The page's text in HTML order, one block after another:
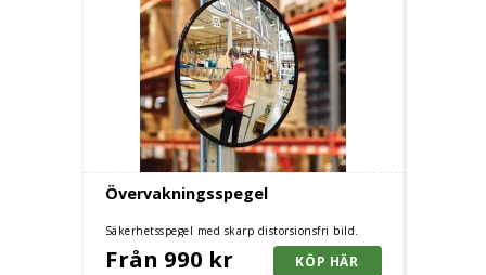
Övervakningsspegel
Säkerhetsspegel med skarp distorsionsfri bild.
Teleskoparm för enkel montering och positionering.
Från 990 kr